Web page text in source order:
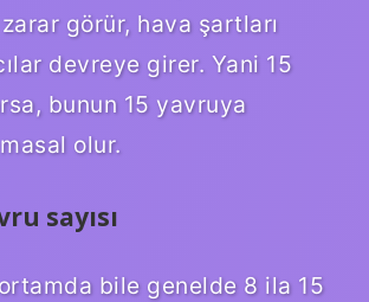
görür, hava şartları
devreye girer. Yani 15
bunun 15 yavruya
olur.
sayısı
ortamda bile genelde 8 ila 15